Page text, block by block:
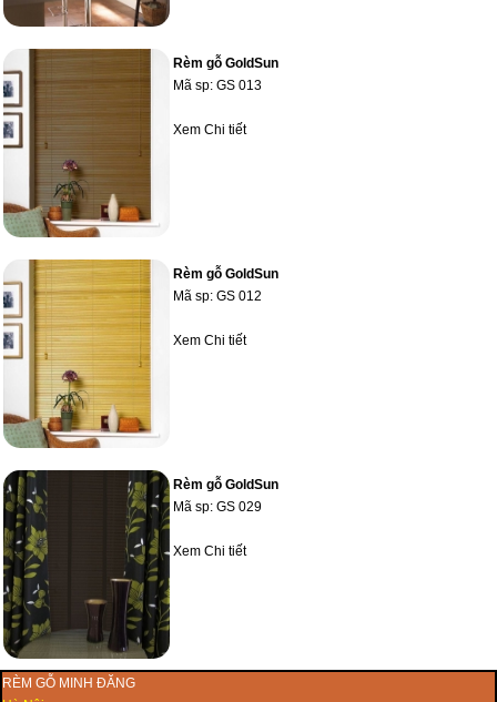
Rèm gỗ GoldSun
Mã sp: GS 013
Xem Chi tiết
Rèm gỗ GoldSun
Mã sp: GS 012
Xem Chi tiết
Rèm gỗ GoldSun
Mã sp: GS 029
Xem Chi tiết
RÈM GỖ MINH ĐĂNG